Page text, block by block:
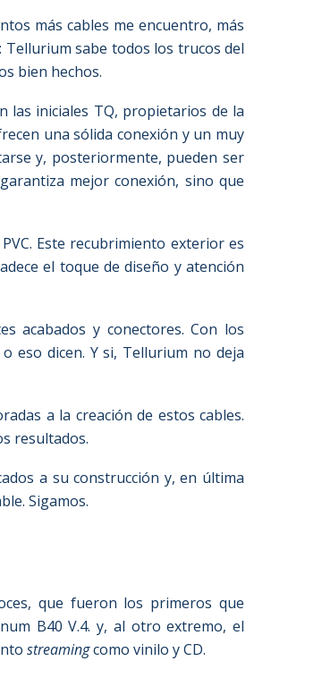
más cables me encuentro, más
Tellurium sabe todos los trucos del
bien hechos.
las iniciales TQ, propietarios de la
una sólida conexión y un muy
y, posteriormente, pueden ser
mejor conexión, sino que
Este recubrimiento exterior es
el toque de diseño y atención
acabados y conectores. Con los
o eso dicen. Y si, Tellurium no deja
a la creación de estos cables.
resultados.
a su construcción y, en última
Sigamos.
que fueron los primeros que
B40 V.4. y, al otro extremo, el
streamingcomo vinilo y CD.